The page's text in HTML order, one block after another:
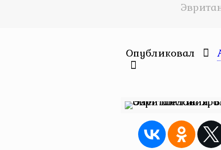
Опубликовал